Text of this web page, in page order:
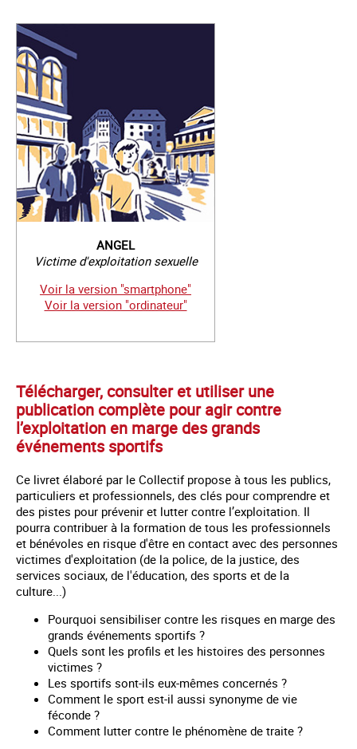
ANGEL
Victime d'exploitation sexuelle
Voir la version "smartphone"
Voir la version "ordinateur"
Télécharger, consulter et utiliser une
publication complète pour agir contre
l’exploitation en marge des grands
événements sportifs
Ce livret élaboré par le Collectif propose à tous les publics,
particuliers et professionnels, des clés pour comprendre et
des pistes pour prévenir et lutter contre l’exploitation. Il
pourra contribuer à la formation de tous les professionnels
et bénévoles en risque d'être en contact avec des personnes
victimes d'exploitation (de la police, de la justice, des
services sociaux, de l'éducation, des sports et de la
culture...)
Pourquoi sensibiliser contre les risques en marge des
grands événements sportifs ?
Quels sont les profils et les histoires des personnes
victimes ?
Les sportifs sont-ils eux-mêmes concernés ?
Comment le sport est-il aussi synonyme de vie
féconde ?
Comment lutter contre le phénomène de traite ?